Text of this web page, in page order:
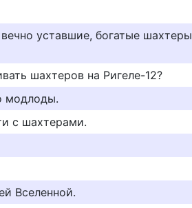
уставшие, богатые шахтеры
шахтеров на Ригеле-12?
модлоды.
с шахтерами.
Вселенной.